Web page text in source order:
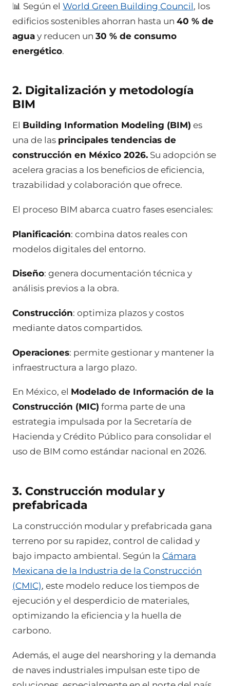
📊 Según el World Green Building Council, los
edificios sostenibles ahorran hasta un 40 % de
agua y reducen un 30 % de consumo
energético.
2. Digitalización y metodología
BIM
El Building Information Modeling (BIM) es
una de las principales tendencias de
construcción en México 2026. Su adopción se
acelera gracias a los beneficios de eficiencia,
trazabilidad y colaboración que ofrece.
El proceso BIM abarca cuatro fases esenciales:
Planificación: combina datos reales con
modelos digitales del entorno.
Diseño: genera documentación técnica y
análisis previos a la obra.
Construcción: optimiza plazos y costos
mediante datos compartidos.
Operaciones: permite gestionar y mantener la
infraestructura a largo plazo.
En México, el Modelado de Información de la
Construcción (MIC) forma parte de una
estrategia impulsada por la Secretaría de
Hacienda y Crédito Público para consolidar el
uso de BIM como estándar nacional en 2026.
3. Construcción modular y
prefabricada
La construcción modular y prefabricada gana
terreno por su rapidez, control de calidad y
bajo impacto ambiental. Según la Cámara
Mexicana de la Industria de la Construcción
(CMIC), este modelo reduce los tiempos de
ejecución y el desperdicio de materiales,
optimizando la eficiencia y la huella de
carbono.
Además, el auge del nearshoring y la demanda
de naves industriales impulsan este tipo de